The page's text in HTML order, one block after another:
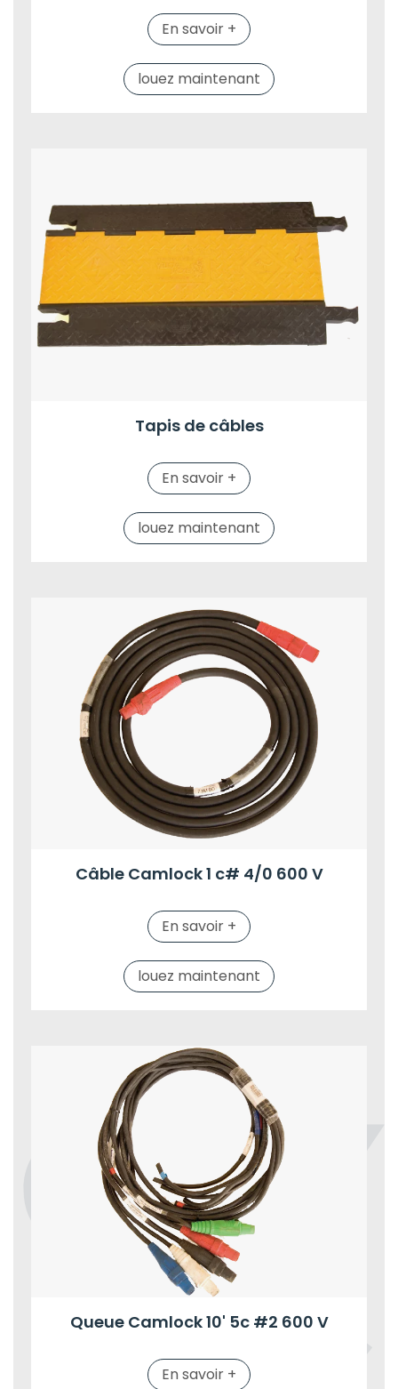
En savoir +
louez maintenant
Tapis de câbles
En savoir +
louez maintenant
Câble Camlock 1 c# 4/0 600 V
En savoir +
louez maintenant
Queue Camlock 10' 5c #2 600 V
En savoir +